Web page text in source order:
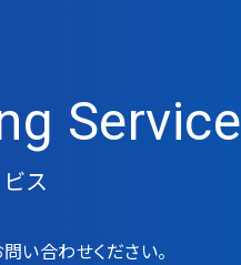
Service
ス
い合わせください。